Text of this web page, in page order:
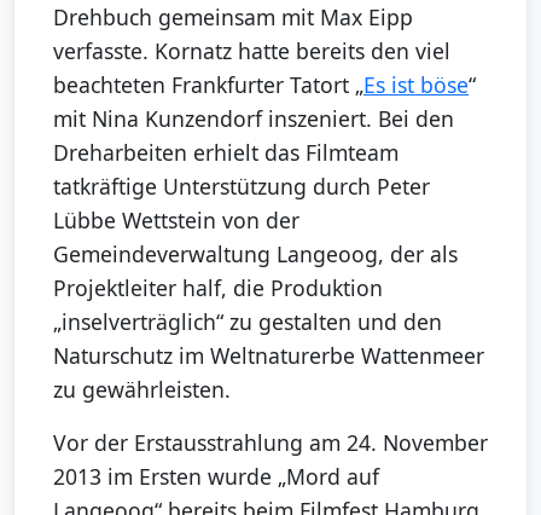
Drehbuch gemeinsam mit Max Eipp
verfasste. Kornatz hatte bereits den viel
beachteten Frankfurter Tatort „Es ist böse“
mit Nina Kunzendorf inszeniert. Bei den
Dreharbeiten erhielt das Filmteam
tatkräftige Unterstützung durch Peter
Lübbe Wettstein von der
Gemeindeverwaltung Langeoog, der als
Projektleiter half, die Produktion
„inselverträglich“ zu gestalten und den
Naturschutz im Weltnaturerbe Wattenmeer
zu gewährleisten.
Vor der Erstausstrahlung am 24. November
2013 im Ersten wurde „Mord auf